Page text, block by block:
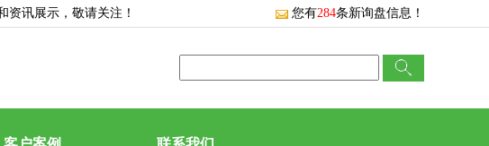
资讯展示，敬请关注！ 您有284条新询盘信息！